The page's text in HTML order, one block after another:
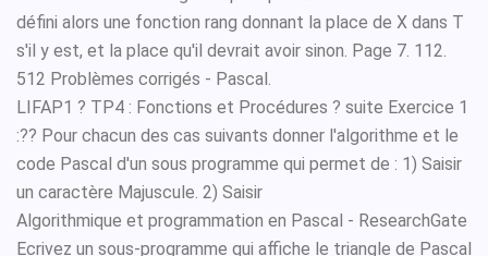
défini alors une fonction rang donnant la place de X dans T
s'il y est, et la place qu'il devrait avoir sinon. Page 7. 112.
512 Problèmes corrigés - Pascal.
LIFAP1 ? TP4 : Fonctions et Procédures ? suite Exercice 1
:?? Pour chacun des cas suivants donner l'algorithme et le
code Pascal d'un sous programme qui permet de : 1) Saisir
un caractère Majuscule. 2) Saisir
Algorithmique et programmation en Pascal - ResearchGate
Ecrivez un sous-programme qui affiche le triangle de Pascal